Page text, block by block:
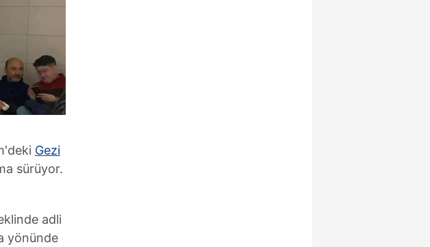
Gezi
sürüyor.
adli
yönünde